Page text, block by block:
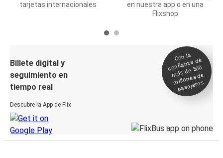
tarjetas internacionales
en nuestra app o en una
Flixshop
Billete digital y
seguimiento en
tiempo real
Descubre la App de Flix
Con la
confianza de
más de 500
millones de
pasajeros